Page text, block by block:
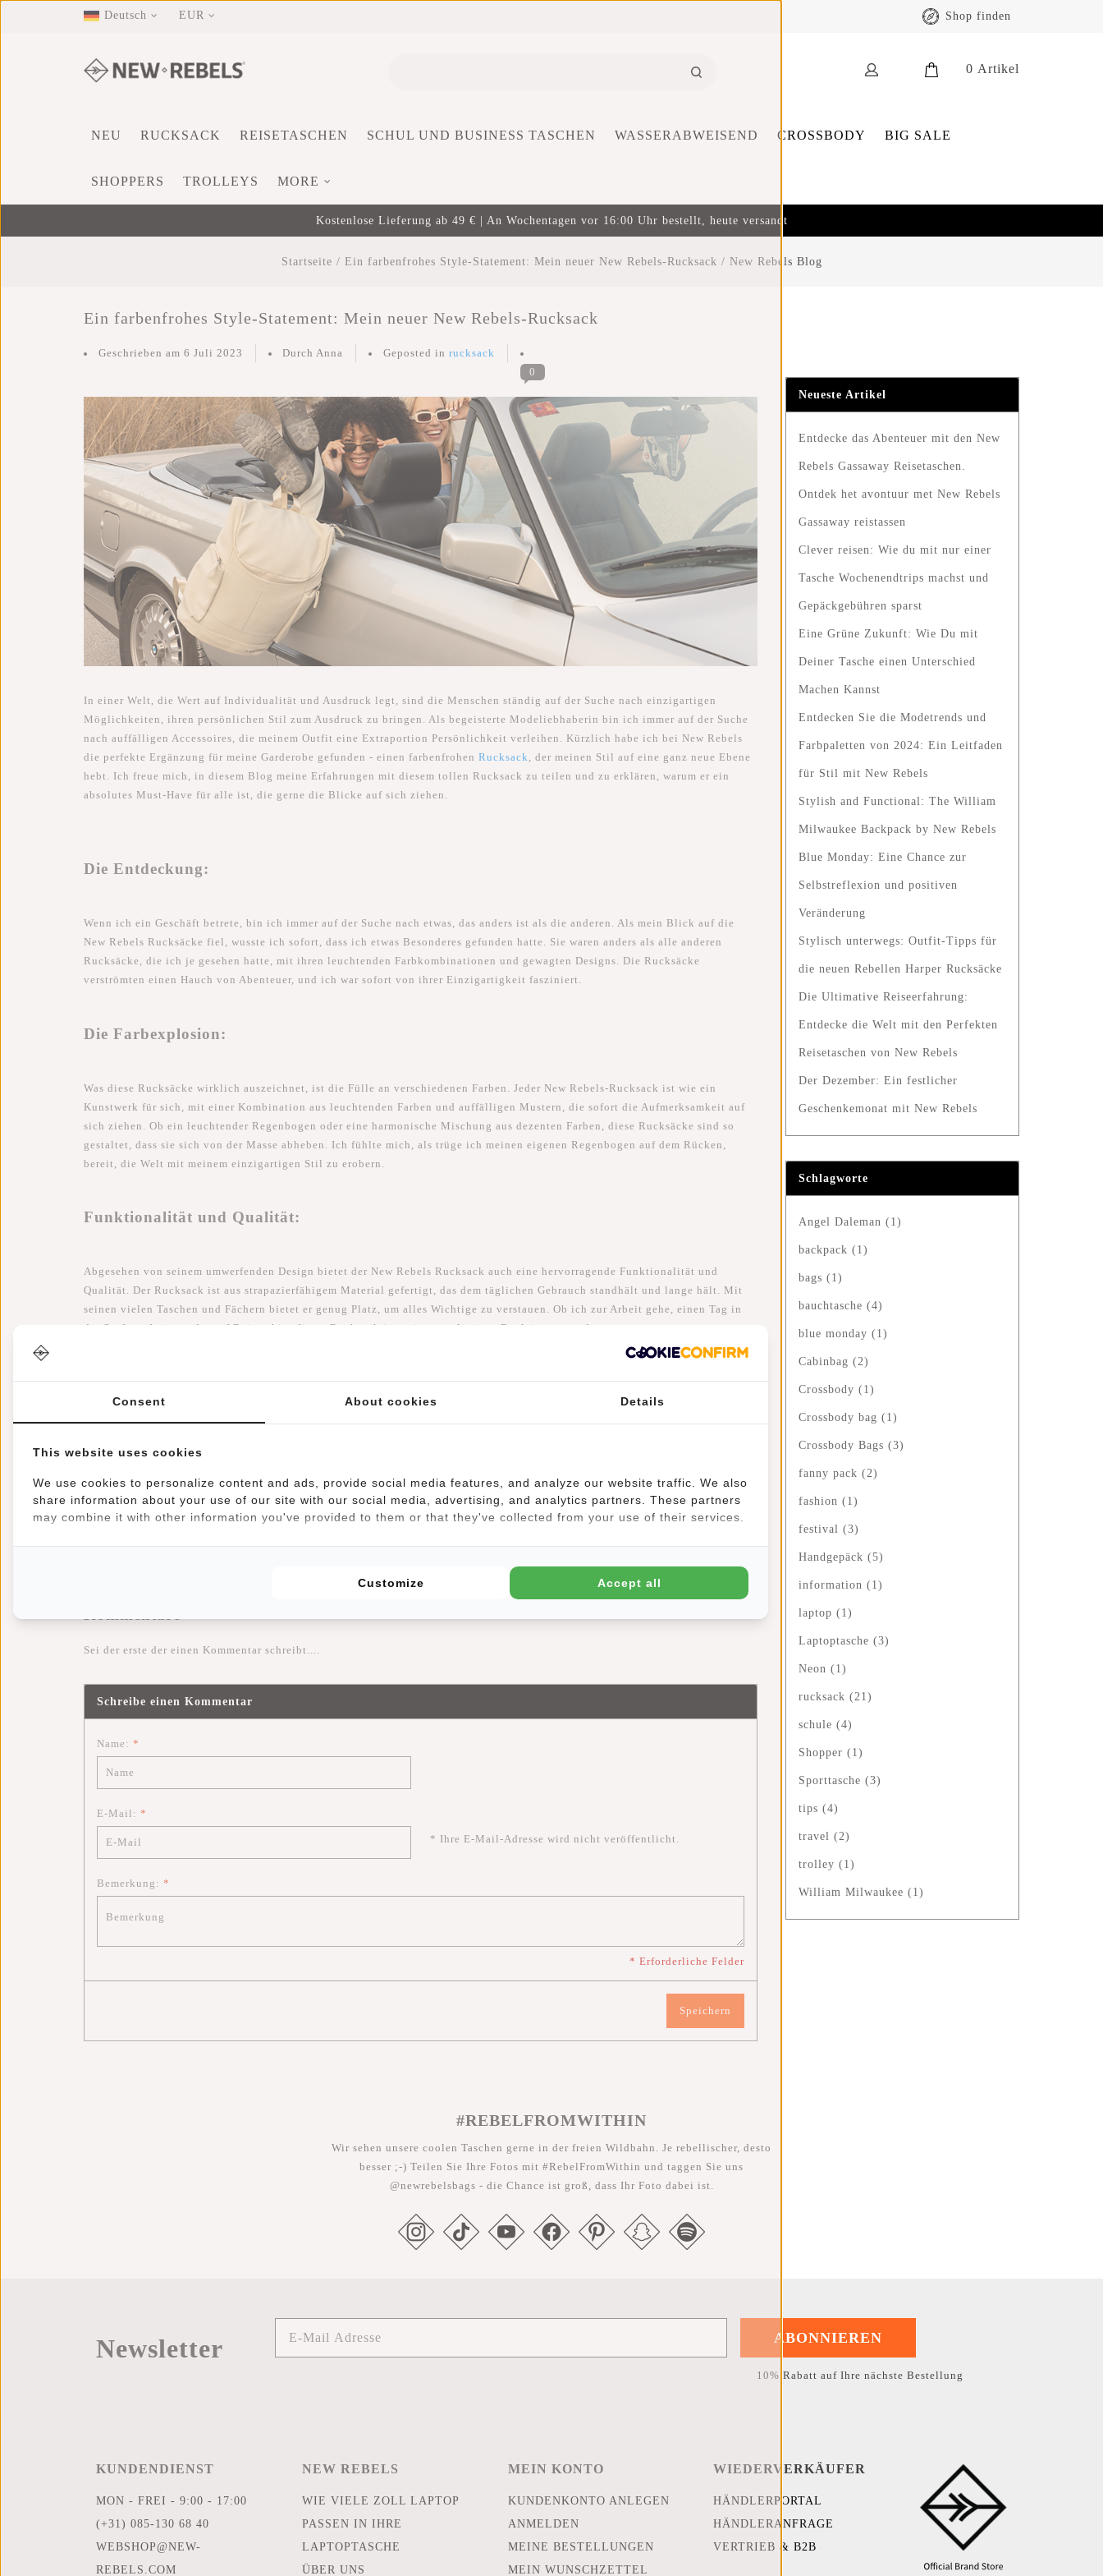
Deutsch EUR Shop finden
0 Artikel
NEU RUCKSACK REISETASCHEN SCHUL UND BUSINESS TASCHEN WASSERABWEISEND CROSSBODY BIG SALE
SHOPPERS TROLLEYS MORE
Kostenlose Lieferung ab 49 € | An Wochentagen vor 16:00 Uhr bestellt, heute versandt
Startseite / Ein farbenfrohes Style-Statement: Mein neuer New Rebels-Rucksack / New Rebels Blog
Ein farbenfrohes Style-Statement: Mein neuer New Rebels-Rucksack
Geschrieben am 6 Juli 2023 Durch Anna Geposted in rucksack
0
In einer Welt, die Wert auf Individualität und Ausdruck legt, sind die Menschen ständig auf der Suche nach einzigartigen
Möglichkeiten, ihren persönlichen Stil zum Ausdruck zu bringen. Als begeisterte Modeliebhaberin bin ich immer auf der Suche
nach auffälligen Accessoires, die meinem Outfit eine Extraportion Persönlichkeit verleihen. Kürzlich habe ich bei New Rebels
die perfekte Ergänzung für meine Garderobe gefunden - einen farbenfrohen Rucksack, der meinen Stil auf eine ganz neue Ebene
hebt. Ich freue mich, in diesem Blog meine Erfahrungen mit diesem tollen Rucksack zu teilen und zu erklären, warum er ein
absolutes Must-Have für alle ist, die gerne die Blicke auf sich ziehen.
Die Entdeckung:
Wenn ich ein Geschäft betrete, bin ich immer auf der Suche nach etwas, das anders ist als die anderen. Als mein Blick auf die
New Rebels Rucksäcke fiel, wusste ich sofort, dass ich etwas Besonderes gefunden hatte. Sie waren anders als alle anderen
Rucksäcke, die ich je gesehen hatte, mit ihren leuchtenden Farbkombinationen und gewagten Designs. Die Rucksäcke
verströmten einen Hauch von Abenteuer, und ich war sofort von ihrer Einzigartigkeit fasziniert.
Die Farbexplosion:
Was diese Rucksäcke wirklich auszeichnet, ist die Fülle an verschiedenen Farben. Jeder New Rebels-Rucksack ist wie ein
Kunstwerk für sich, mit einer Kombination aus leuchtenden Farben und auffälligen Mustern, die sofort die Aufmerksamkeit auf
sich ziehen. Ob ein leuchtender Regenbogen oder eine harmonische Mischung aus dezenten Farben, diese Rucksäcke sind so
gestaltet, dass sie sich von der Masse abheben. Ich fühlte mich, als trüge ich meinen eigenen Regenbogen auf dem Rücken,
bereit, die Welt mit meinem einzigartigen Stil zu erobern.
Funktionalität und Qualität:
Abgesehen von seinem umwerfenden Design bietet der New Rebels Rucksack auch eine hervorragende Funktionalität und
Qualität. Der Rucksack ist aus strapazierfähigem Material gefertigt, das dem täglichen Gebrauch standhält und lange hält. Mit
seinen vielen Taschen und Fächern bietet er genug Platz, um alles Wichtige zu verstauen. Ob ich zur Arbeit gehe, einen Tag in
der Stadt verbringe oder auf Reisen bin, dieser Rucksack ist mein zuverlässiger Begleiter geworden.
Ein stilvolles Statement:
sondern auch ein modisches Statement, das meine Persönlichkeit widerspiegelt. Ich merke, dass die Leute mich neugierig
ermöglicht es mir, meine Begeisterung über meinen einzigartigen Stil zu teilen.
X Anna
Sei der erste der einen Kommentar schreibt....
Schreibe einen Kommentar
Name: *
E-Mail: *
* Ihre E-Mail-Adresse wird nicht veröffentlicht.
Bemerkung: *
* Erforderliche Felder
Speichern
Neueste Artikel
Entdecke das Abenteuer mit den New
Rebels Gassaway Reisetaschen.
Ontdek het avontuur met New Rebels
Gassaway reistassen
Clever reisen: Wie du mit nur einer
Tasche Wochenendtrips machst und
Gepäckgebühren sparst
Eine Grüne Zukunft: Wie Du mit
Deiner Tasche einen Unterschied
Machen Kannst
Entdecken Sie die Modetrends und
Farbpaletten von 2024: Ein Leitfaden
für Stil mit New Rebels
Stylish and Functional: The William
Milwaukee Backpack by New Rebels
Blue Monday: Eine Chance zur
Selbstreflexion und positiven
Veränderung
Stylisch unterwegs: Outfit-Tipps für
die neuen Rebellen Harper Rucksäcke
Die Ultimative Reiseerfahrung:
Entdecke die Welt mit den Perfekten
Reisetaschen von New Rebels
Der Dezember: Ein festlicher
Geschenkemonat mit New Rebels
Schlagworte
Angel Daleman (1)
backpack (1)
bags (1)
bauchtasche (4)
blue monday (1)
Cabinbag (2)
Crossbody (1)
Crossbody bag (1)
Crossbody Bags (3)
fanny pack (2)
fashion (1)
festival (3)
Handgepäck (5)
information (1)
laptop (1)
Laptoptasche (3)
Neon (1)
rucksack (21)
schule (4)
Shopper (1)
Sporttasche (3)
tips (4)
travel (2)
trolley (1)
William Milwaukee (1)
#REBELFROMWITHIN
Wir sehen unsere coolen Taschen gerne in der freien Wildbahn. Je rebellischer, desto
besser ;-) Teilen Sie Ihre Fotos mit #RebelFromWithin und taggen Sie uns
@newrebelsbags - die Chance ist groß, dass Ihr Foto dabei ist.
Newsletter ABONNIEREN
10% Rabatt auf Ihre nächste Bestellung
KUNDENDIENST
MON - FREI - 9:00 - 17:00
(+31) 085-130 68 40
WEBSHOP@NEW-
REBELS.COM
NEW REBELS
WIE VIELE ZOLL LAPTOP
PASSEN IN IHRE
LAPTOPTASCHE
ÜBER UNS
MEIN KONTO
KUNDENKONTO ANLEGEN
ANMELDEN
MEINE BESTELLUNGEN
MEIN WUNSCHZETTEL
WIEDERVERKÄUFER
HÄNDLERPORTAL
HÄNDLERANFRAGE
VERTRIEB & B2B
Consent About cookies Details
This website uses cookies
We use cookies to personalize content and ads, provide social media features, and analyze our website traffic. We also
share information about your use of our site with our social media, advertising, and analytics partners. These partners
may combine it with other information you've provided to them or that they've collected from your use of their services.
Customize Accept all